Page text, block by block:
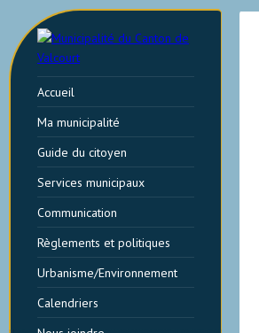
Accueil
Ma municipalité
Guide du citoyen
Services municipaux
Communication
Règlements et politiques
Urbanisme/Environnement
Calendriers